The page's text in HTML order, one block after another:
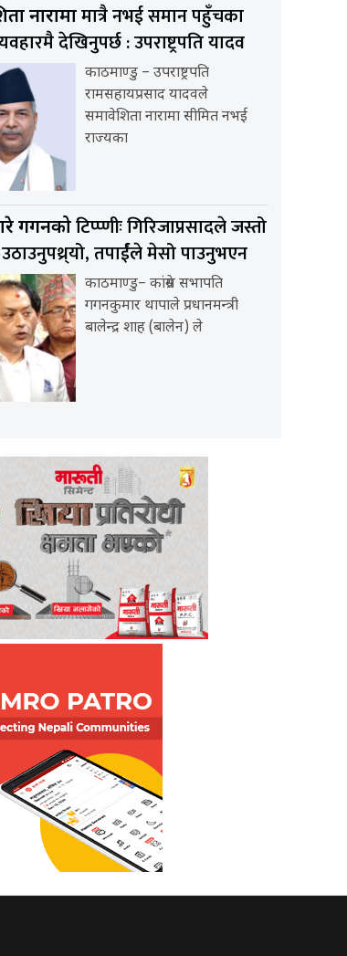
नारामामात्रै नभई समान पहुँचका
देखिनुपर्छ : उपराष्ट्रपति यादव
काठमाण्डु – उपराष्ट्रपति
रामसहायप्रसाद यादवले
समावेशिता नारामा सीमित नभई
राज्यका
गगनकोटिप्प्णीः गिरिजाप्रसादले जस्तो
तपार्ईंले मेसो पाउनुभएन
काठमाण्डु– कांग्रेस सभापति
गगनकुमार थापाले प्रधानमन्त्री
बालेन्द्र शाह (बालेन) ले